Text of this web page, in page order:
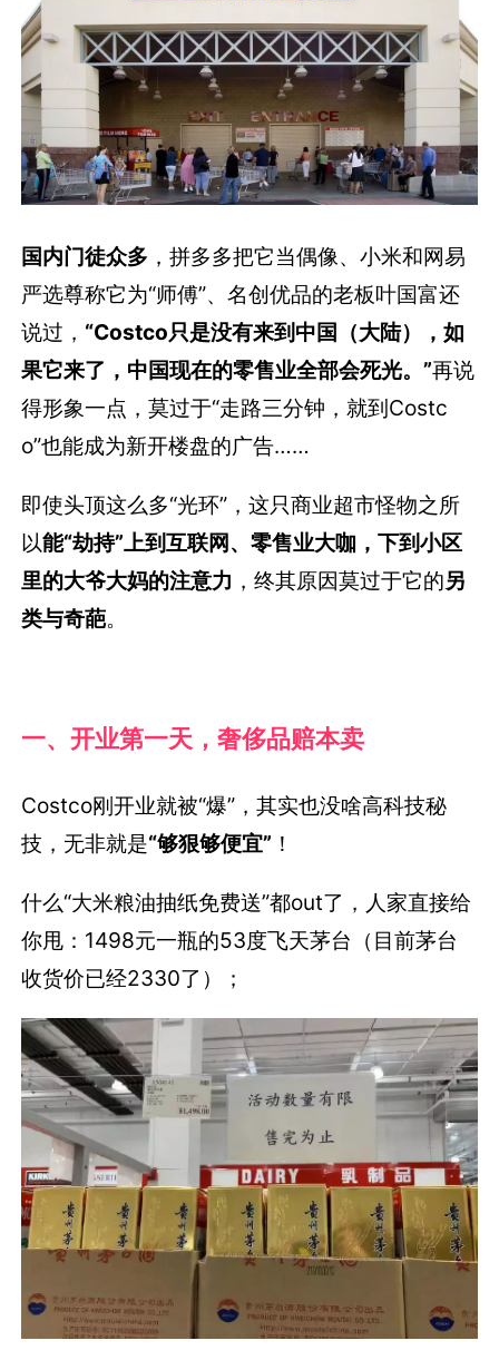
国内门徒众多 ，拼多多把它当偶像、小米和网易
严选尊称它为“师傅”、名创优品的老板叶国富还
说过， “Costco只是没有来到中国（大陆），如
果它来了，中国现在的零售业全部会死光。”再说
得形象一点，莫过于“走路三分钟，就到Costc
o”也能成为新开楼盘的广告……
即使头顶这么多“光环”，这只商业超市怪物之所
以能“劫持”上到互联网、零售业大咖，下到小区
里的大爷大妈的注意力 ，终其原因莫过于它的另
类与奇葩。
一、开业第一天，奢侈品赔本卖
Costco刚开业就被“爆”，其实也没啥高科技秘
技，无非就是“够狠够便宜” ！
什么“大米粮油抽纸免费送”都out了，人家直接给
你甩：1498元一瓶的53度飞天茅台（目前茅台
收货价已经2330了）；